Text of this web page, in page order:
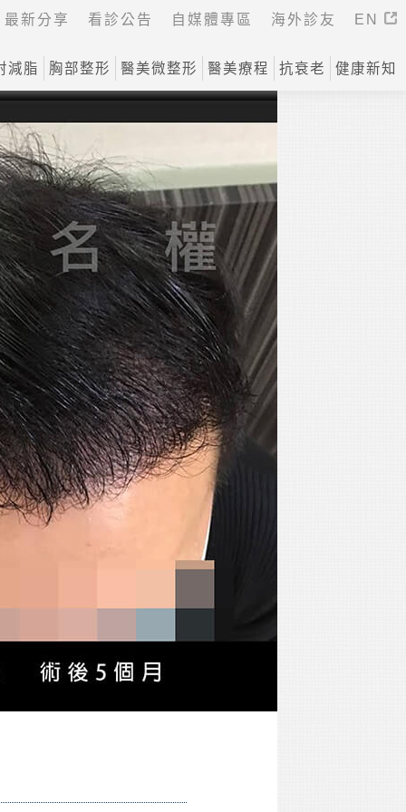
最新分享 看診公告 自媒體專區 海外診友 EN
減脂 胸部整形 醫美微整形 醫美療程 抗衰老 健康新知